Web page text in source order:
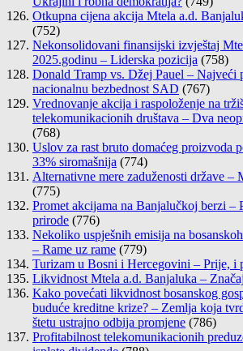
Otkupna cijena akcija Mtela a.d.
(752)
Nekonsolidovani finansijski izvještaj
2025.godinu – Liderska pozicija (758)
Donald Tramp vs. Džej Pauel – Najveći
nacionalnu bezbednost SAD (767)
Vrednovanje akcija i raspoloženje na
telekomunikacionih društava – Dva
(768)
Uslov za rast bruto domaćeg proizvoda
33% siromašnija (774)
Alternativne mere zaduženosti države –
(775)
Promet akcijama na Banjalučkoj berzi –
prirode (776)
Nekoliko uspješnih emisija na
– Rame uz rame (779)
Turizam u Bosni i Hercegovini – Prije, i
Likvidnost Mtela a.d. Banjaluka –
Kako povećati likvidnost bosanskog
buduće kreditne krize? – Zemlja koja
štetu ustrajno odbija promjene (786)
Profitabilnost telekomunikacionih